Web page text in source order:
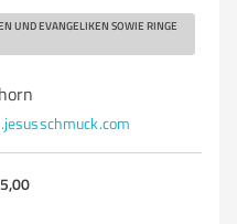
UND EVANGELIKEN SOWIE RINGE